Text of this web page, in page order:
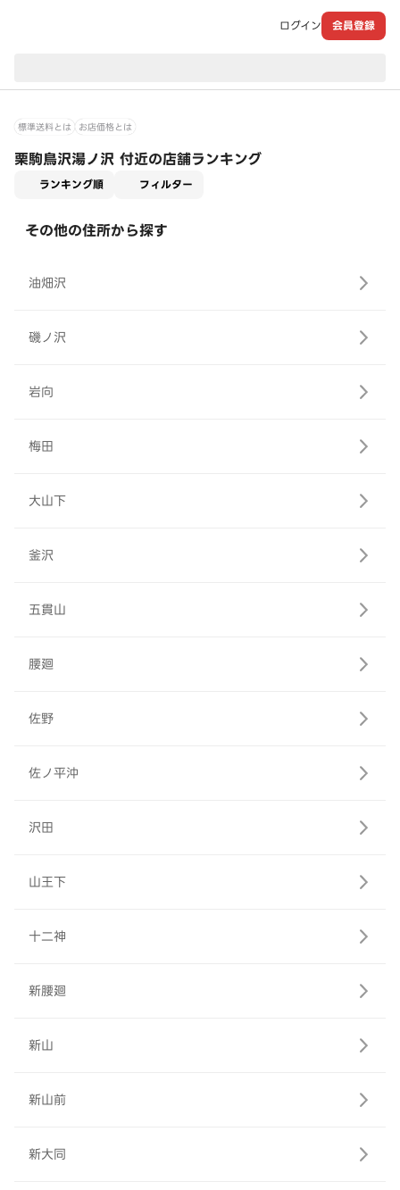
ログイン 会員登録
標準送料とは お店価格とは
栗駒鳥沢湯ノ沢 付近の店舗ランキング
ランキング順 フィルター
その他の住所から探す
油畑沢
磯ノ沢
岩向
梅田
大山下
釜沢
五貫山
腰廻
佐野
佐ノ平沖
沢田
山王下
十二神
新腰廻
新山
新山前
新大同